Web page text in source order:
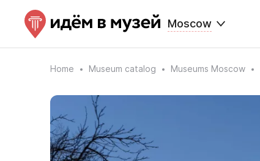
Moscow
Home Museum catalog Museums Moscow